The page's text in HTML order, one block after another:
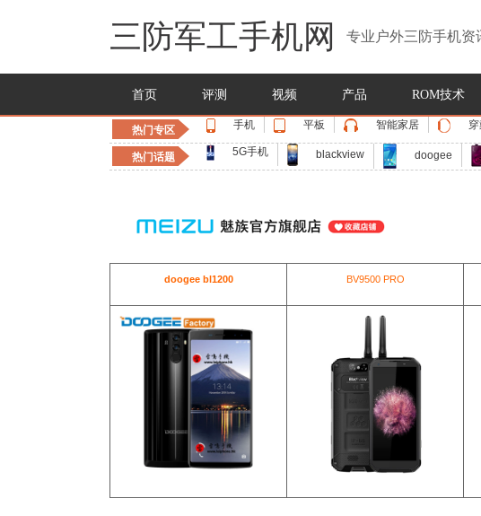
三防军工手机网 专业户外三防手机资
首页 评测 视频 产品 ROM技术
热门专区 手机 平板 智能家居
热门话题 5G手机 blackview doogee
doogee bl1200 BV9500 PRO